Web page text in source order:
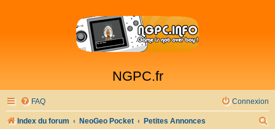
NGPC.fr
FAQ Connexion
Index du forum NeoGeo Pocket Petites Annonces